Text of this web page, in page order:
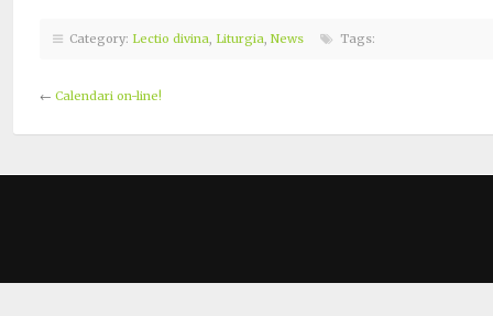
Category: Lectio divina, Liturgia, News Tags:
← Calendari on-line!